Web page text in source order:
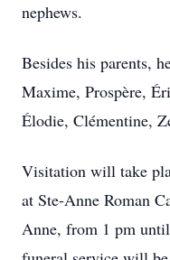
nephews.
Besides his parents,
Maxime, Prospère,
Élodie, Clémentine,
Visitation will take
at Ste-Anne Roman
Anne, from 1 pm